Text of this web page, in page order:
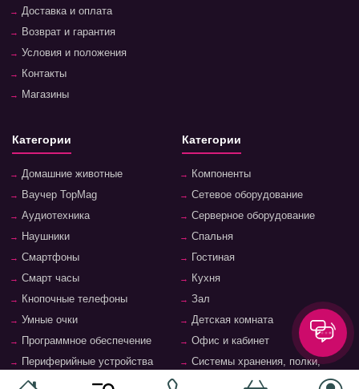
Доставка и оплата
Возврат и гарантия
Условия и положения
Контакты
Магазины
Категории
Домашние животные
Ваучер TopMag
Аудиотехника
Наушники
Смартфоны
Смарт часы
Кнопочные телефоны
Умные очки
Программное обеспечение
Периферийные устройства
Ноутбуки и аксессуары
Категории
Компоненты
Сетевое оборудование
Серверное оборудование
Спальня
Гостиная
Кухня
Зал
Детская комната
Офис и кабинет
Системы хранения, полки,